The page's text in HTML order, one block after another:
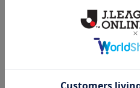
取り扱い商品によっては、パッケ
告なく変更になることがございま
決済について